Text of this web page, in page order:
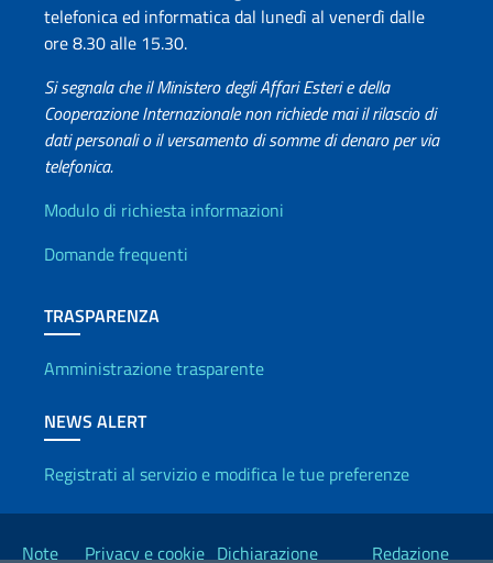
telefonica ed informatica dal lunedì al venerdì dalle
ore 8.30 alle 15.30.
Si segnala che il Ministero degli Affari Esteri e della
Cooperazione Internazionale non richiede mai il rilascio di
dati personali o il versamento di somme di denaro per via
telefonica.
Info utili
Modulo di richiesta informazioni
Domande frequenti
TRASPARENZA
Amministrazione trasparente
NEWS ALERT
Registrati al servizio e modifica le tue preferenze
Link Utili
Note Privacy e cookie Dichiarazione Redazione